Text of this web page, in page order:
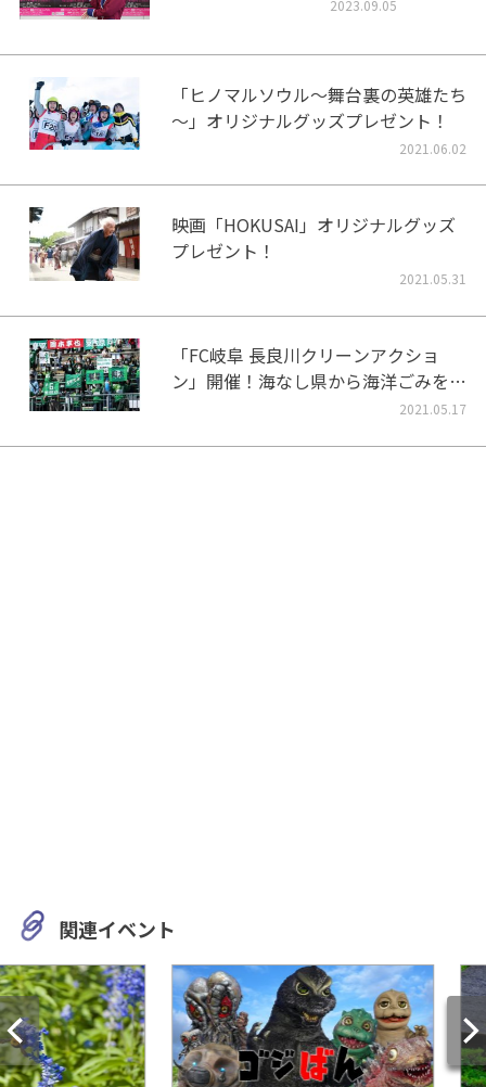
2023.09.05
「ヒノマルソウル～舞台裏の英雄たち
～」オリジナルグッズプレゼント！
2021.06.02
映画「HOKUSAI」オリジナルグッズ
プレゼント！
2021.05.31
「FC岐阜 長良川クリーンアクショ
ン」開催！海なし県から海洋ごみをな
2021.05.17
関連イベント